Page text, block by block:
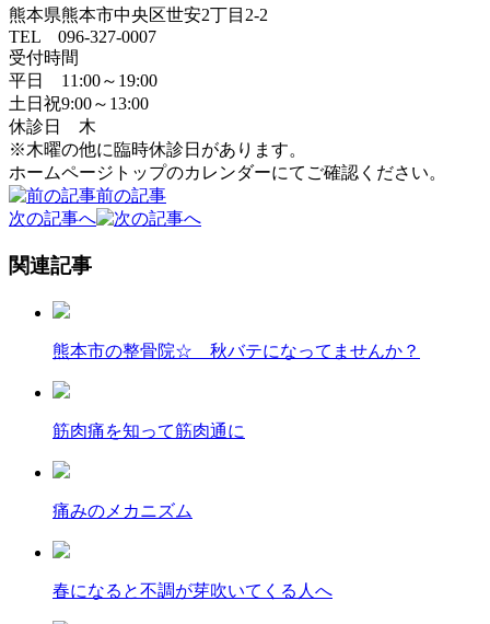
熊本県熊本市中央区世安2丁目2-2
TEL 096-327-0007
受付時間
平日 11:00～19:00
土日祝9:00～13:00
休診日 木
※木曜の他に臨時休診日があります。
ホームページトップのカレンダーにてご確認ください。
前の記事
次の記事へ
関連記事
熊本市の整骨院☆ 秋バテになってませんか？
筋肉痛を知って筋肉通に
痛みのメカニズム
春になると不調が芽吹いてくる人へ